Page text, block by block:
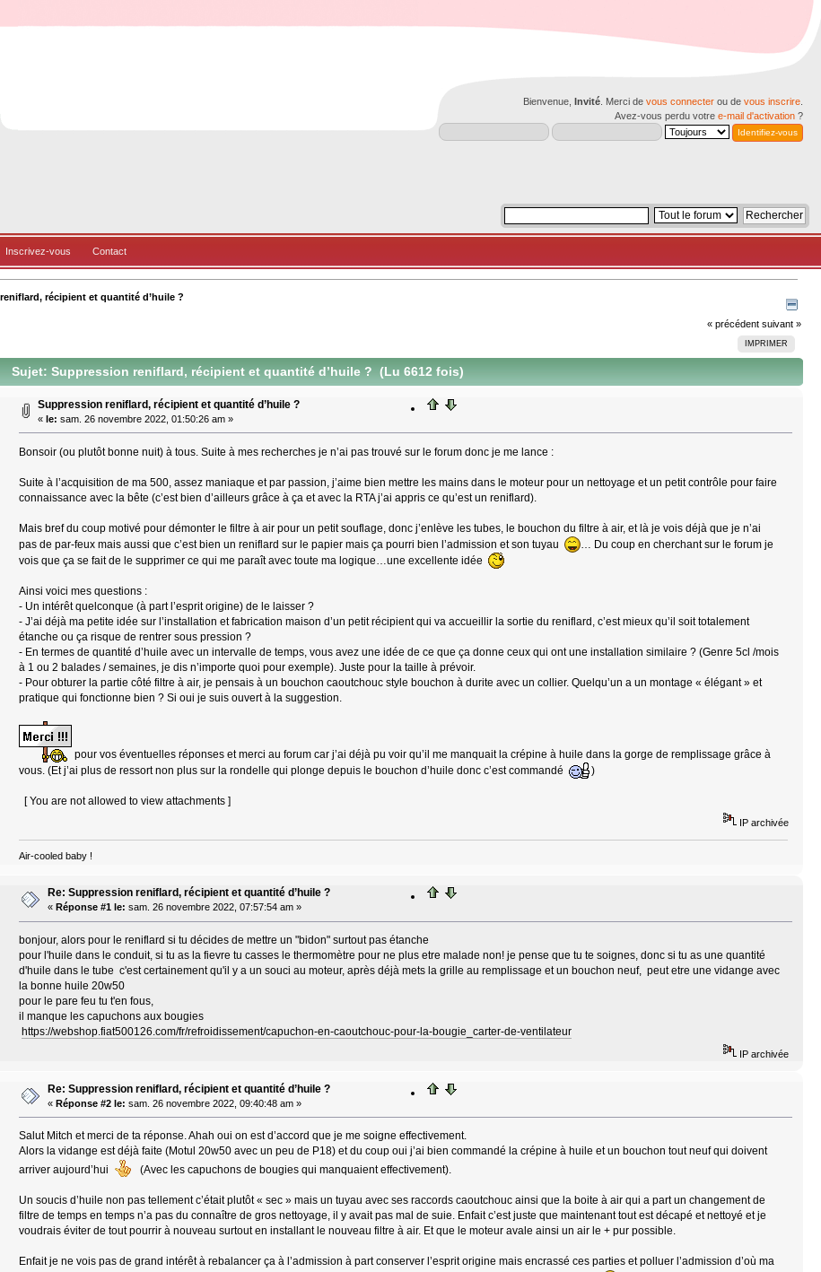
Bienvenue, Invité . Merci de vous connecter ou de vous inscrire
Avez-vous perdu votre e-mail d'activation ?
Inscrivez-vous Contact
récipient et quantité d’huile ?
« précédent suivant »
IMPRIMER
Sujet: Suppression reniflard, récipient et quantité d’huile ? (Lu 6612 fois)
Suppression reniflard, récipient et quantité d’huile ?
« le: sam. 26 novembre 2022, 01:50:26 am »
Bonsoir (ou plutôt bonne nuit) à tous. Suite à mes recherches je n’ai pas trouvé sur le forum donc je me lance :
Suite à l’acquisition de ma 500, assez maniaque et par passion, j’aime bien mettre les mains dans le moteur pour un nettoyage et un petit contrôle pour faire
connaissance avec la bête (c’est bien d’ailleurs grâce à ça et avec la RTA j’ai appris ce qu’est un reniflard).
Mais bref du coup motivé pour démonter le filtre à air pour un petit souflage, donc j’enlève les tubes, le bouchon du filtre à air, et là je vois déjà que je n’ai
pas de par-feux mais aussi que c’est bien un reniflard sur le papier mais ça pourri bien l’admission et son tuyau
… Du coup en cherchant sur le forum je
vois que ça se fait de le supprimer ce qui me paraît avec toute ma logique…une excellente idée
Ainsi voici mes questions :
- Un intérêt quelconque (à part l’esprit origine) de le laisser ?
- J’ai déjà ma petite idée sur l’installation et fabrication maison d’un petit récipient qui va accueillir la sortie du reniflard, c’est mieux qu’il soit totalement
étanche ou ça risque de rentrer sous pression ?
- En termes de quantité d’huile avec un intervalle de temps, vous avez une idée de ce que ça donne ceux qui ont une installation similaire ? (Genre 5cl /mois
à 1 ou 2 balades / semaines, je dis n’importe quoi pour exemple). Juste pour la taille à prévoir.
- Pour obturer la partie côté filtre à air, je pensais à un bouchon caoutchouc style bouchon à durite avec un collier. Quelqu’un a un montage « élégant » et
pratique qui fonctionne bien ? Si oui je suis ouvert à la suggestion.
pour vos éventuelles réponses et merci au forum car j’ai déjà pu voir qu’il me manquait la crépine à huile dans la gorge de remplissage grâce à
vous. (Et j’ai plus de ressort non plus sur la rondelle qui plonge depuis le bouchon d’huile donc c’est commandé
)
[ You are not allowed to view attachments ]
IP archivée
Air-cooled baby !
Re: Suppression reniflard, récipient et quantité d’huile ?
« Réponse #1 le: sam. 26 novembre 2022, 07:57:54 am »
bonjour, alors pour le reniflard si tu décides de mettre un "bidon" surtout pas étanche
pour l'huile dans le conduit, si tu as la fievre tu casses le thermomètre pour ne plus etre malade non! je pense que tu te soignes, donc si tu as une quantité
d'huile dans le tube c'est certainement qu'il y a un souci au moteur, après déjà mets la grille au remplissage et un bouchon neuf, peut etre une vidange avec
la bonne huile 20w50
pour le pare feu tu t'en fous,
il manque les capuchons aux bougies
https://webshop.fiat500126.com/fr/refroidissement/capuchon-en-caoutchouc-pour-la-bougie_carter-de-ventilateur
IP archivée
Re: Suppression reniflard, récipient et quantité d’huile ?
« Réponse #2 le: sam. 26 novembre 2022, 09:40:48 am »
Salut Mitch et merci de ta réponse. Ahah oui on est d’accord que je me soigne effectivement.
Alors la vidange est déjà faite (Motul 20w50 avec un peu de P18) et du coup oui j’ai bien commandé la crépine à huile et un bouchon tout neuf qui doivent
arriver aujourd’hui
(Avec les capuchons de bougies qui manquaient effectivement).
Un soucis d’huile non pas tellement c’était plutôt « sec » mais un tuyau avec ses raccords caoutchouc ainsi que la boite à air qui a part un changement de
filtre de temps en temps n’a pas du connaître de gros nettoyage, il y avait pas mal de suie. Enfait c’est juste que maintenant tout est décapé et nettoyé et je
voudrais éviter de tout pourrir à nouveau surtout en installant le nouveau filtre à air. Et que le moteur avale ainsi un air le + pur possible.
Enfait je ne vois pas de grand intérêt à rebalancer ça à l’admission à part conserver l’esprit origine mais encrassé ces parties et polluer l’admission d’où ma